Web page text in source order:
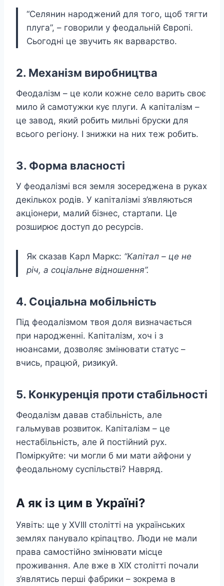
“Селянин народжений для того, щоб тягти
плуга”, – говорили у феодальній Європі.
Сьогодні це звучить як варварство.
2. Механізм виробництва
Феодалізм – це коли кожне село варить своє
мило й самотужки кує плуги. А капіталізм –
це завод, який робить мильні бруски для
всього регіону. І знижки на них теж робить.
3. Форма власності
У феодалізмі вся земля зосереджена в руках
декількох родів. У капіталізмі з’являються
акціонери, малий бізнес, стартапи. Це
розширює доступ до ресурсів.
Як сказав Карл Маркс: “Капітал – це не
річ, а соціальне відношення”.
4. Соціальна мобільність
Під феодалізмом твоя доля визначається
при народженні. Капіталізм, хоч і з
нюансами, дозволяє змінювати статус –
вчись, працюй, ризикуй.
5. Конкуренція проти стабільності
Феодалізм давав стабільність, але
гальмував розвиток. Капіталізм – це
нестабільність, але й постійний рух.
Поміркуйте: чи могли б ми мати айфони у
феодальному суспільстві? Навряд.
А як із цим в Україні?
Уявіть: ще у XVIII столітті на українських
землях панувало кріпацтво. Люди не мали
права самостійно змінювати місце
проживання. Але вже в XIX столітті почали
з’являтись перші фабрики – зокрема в